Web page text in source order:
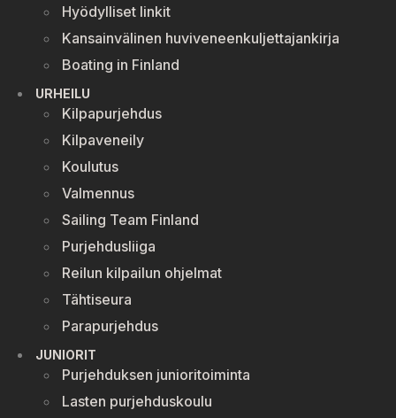
Hyödylliset linkit
Kansainvälinen huviveneenkuljettajankirja
Boating in Finland
URHEILU
Kilpapurjehdus
Kilpaveneily
Koulutus
Valmennus
Sailing Team Finland
Purjehdusliiga
Reilun kilpailun ohjelmat
Tähtiseura
Parapurjehdus
JUNIORIT
Purjehduksen junioritoiminta
Lasten purjehduskoulu